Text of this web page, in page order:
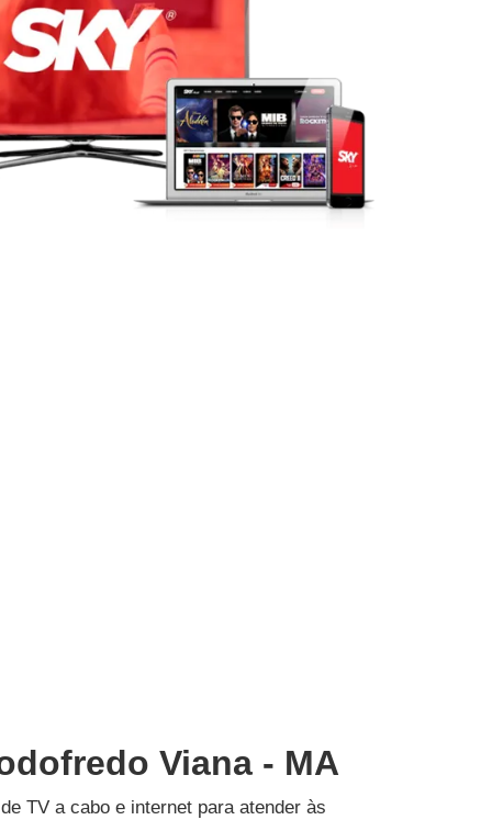
Viana - MA
TV a cabo e internet para atender às